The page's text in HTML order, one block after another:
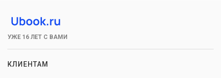
УЖЕ 16 ЛЕТ С ВАМИ
КЛИЕНТАМ